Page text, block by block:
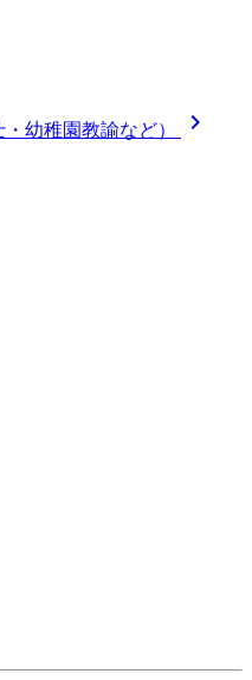
幼稚園教諭など） 